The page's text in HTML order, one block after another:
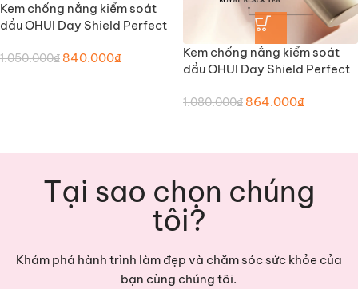
Kem chống nắng kiểm soát
dầu OHUI Day Shield Perfect
1.050.000₫ 840.000₫
Kem chống nắng kiểm soát
dầu OHUI Day Shield Perfect
1.080.000₫ 864.000₫
Tại sao chọn chúng
tôi?
Khám phá hành trình làm đẹp và chăm sóc sức khỏe của
bạn cùng chúng tôi.